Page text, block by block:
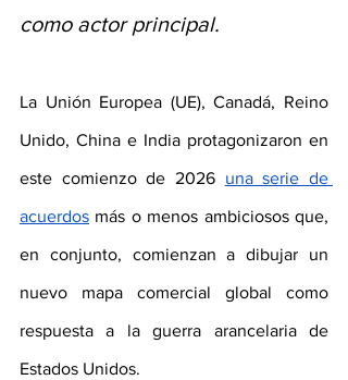
como actor principal.
La Unión Europea (UE), Canadá, Reino
Unido, China e India protagonizaron en
este comienzo de 2026 una serie de
acuerdos más o menos ambiciosos que,
en conjunto, comienzan a dibujar un
nuevo mapa comercial global como
respuesta a la guerra arancelaria de
Estados Unidos.